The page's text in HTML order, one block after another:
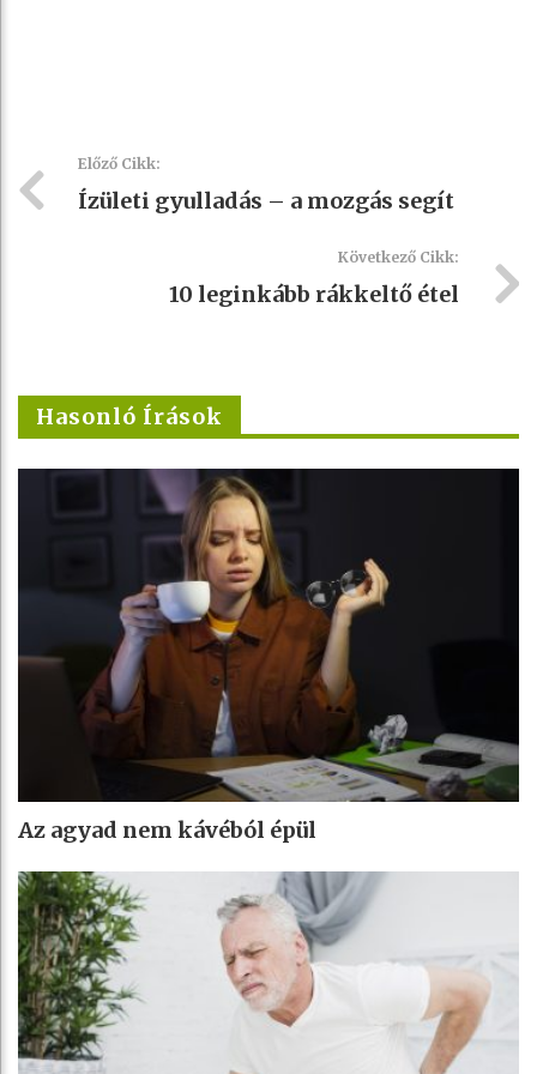
Előző Cikk:
Ízületi gyulladás – a mozgás segít
Következő Cikk:
10 leginkább rákkeltő étel
Hasonló Írások
Az agyad nem kávéból épül